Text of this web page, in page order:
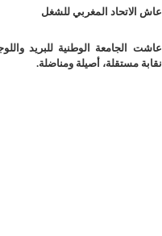
عاش الاتحاد المغربي للشغل
عاشت الجامعة الوطنية للبريد
نقابة مستقلة، أصيلة ومناضلة.